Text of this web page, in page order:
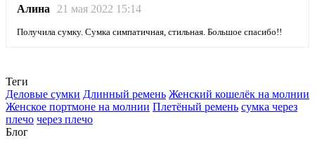
Алина 21 мая 2022 15:14
Получила сумку. Сумка симпатичная, стильная. Большое спасибо!!
Теги
Деловые сумки Длинный ремень Женский кошелёк на молнии
Женское портмоне на молнии Плетёный ремень сумка через
плечо через плечо
Блог